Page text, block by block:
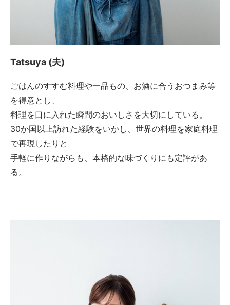
Tatsuya (夫)
ごはんのすすむ料理や一品もの、お酒に合うおつまみ等
を得意とし、
料理を口に入れた瞬間のおいしさを大切にしている。
30か国以上訪れた経験をいかし、世界の料理を家庭料理
で再現したりと
手軽に作りながらも、本格的な味づくりにも定評があ
る。